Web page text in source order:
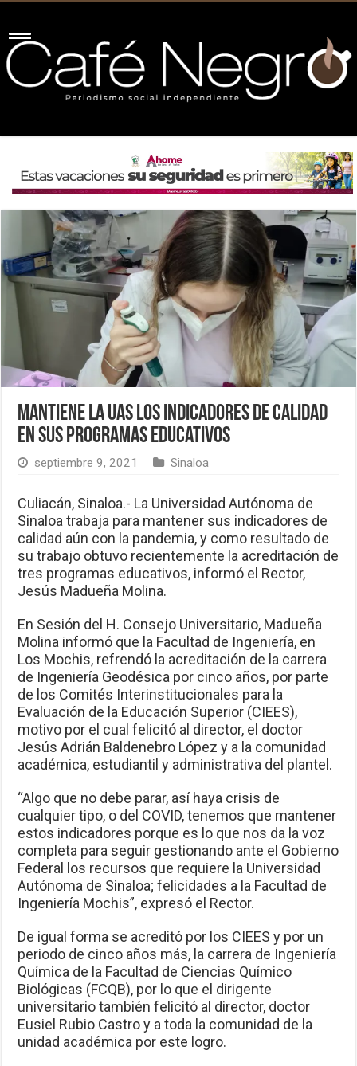
Mantiene la UAS los indicadores de calidad
en sus programas educativos
septiembre 9, 2021 Sinaloa
Culiacán, Sinaloa.- La Universidad Autónoma de
Sinaloa trabaja para mantener sus indicadores de
calidad aún con la pandemia, y como resultado de
su trabajo obtuvo recientemente la acreditación de
tres programas educativos, informó el Rector,
Jesús Madueña Molina.
En Sesión del H. Consejo Universitario, Madueña
Molina informó que la Facultad de Ingeniería, en
Los Mochis, refrendó la acreditación de la carrera
de Ingeniería Geodésica por cinco años, por parte
de los Comités Interinstitucionales para la
Evaluación de la Educación Superior (CIEES),
motivo por el cual felicitó al director, el doctor
Jesús Adrián Baldenebro López y a la comunidad
académica, estudiantil y administrativa del plantel.
“Algo que no debe parar, así haya crisis de
cualquier tipo, o del COVID, tenemos que mantener
estos indicadores porque es lo que nos da la voz
completa para seguir gestionando ante el Gobierno
Federal los recursos que requiere la Universidad
Autónoma de Sinaloa; felicidades a la Facultad de
Ingeniería Mochis”, expresó el Rector.
De igual forma se acreditó por los CIEES y por un
periodo de cinco años más, la carrera de Ingeniería
Química de la Facultad de Ciencias Químico
Biológicas (FCQB), por lo que el dirigente
universitario también felicitó al director, doctor
Eusiel Rubio Castro y a toda la comunidad de la
unidad académica por este logro.